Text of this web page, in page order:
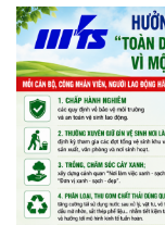
Nhà máy